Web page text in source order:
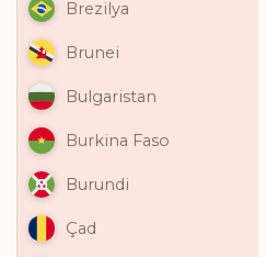
Brezilya
Brunei
Bulgaristan
Burkina Faso
Burundi
Çad